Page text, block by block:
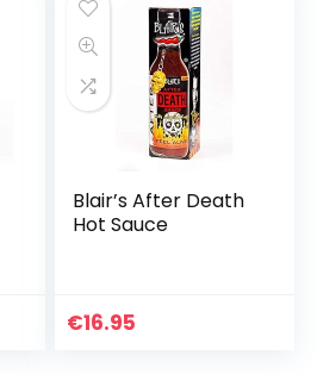
Blair’s After Death
Hot Sauce
€16.95